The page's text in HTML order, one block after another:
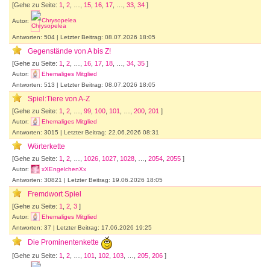
[Gehe zu Seite: 1 2 15 16 17 33 34 ]
Autor: Chrysopelea
Antworten: 504 | Letzter Beitrag: 08.07.2026 18:05
Gegenstände von A bis Z!
[Gehe zu Seite: 1 2 16 17 18 34 35 ]
Autor:
Ehemaliges Mitglied
Antworten: 513 | Letzter Beitrag: 08.07.2026 18:05
Spiel:Tiere von A-Z
[Gehe zu Seite: 1 2 99 100 101 200 201 ]
Autor:
Ehemaliges Mitglied
Antworten: 3015 | Letzter Beitrag: 22.06.2026 08:31
Wörterkette
[Gehe zu Seite: 1 2 1026 1027 1028 2054 2055 ]
Autor:
xXEngelchenXx
Antworten: 30821 | Letzter Beitrag: 19.06.2026 18:05
Fremdwort Spiel
[Gehe zu Seite: 1 2 3 ]
Autor:
Ehemaliges Mitglied
Antworten: 37 | Letzter Beitrag: 17.06.2026 19:25
Die Prominentenkette
[Gehe zu Seite: 1 2 101 102 103 205 206 ]